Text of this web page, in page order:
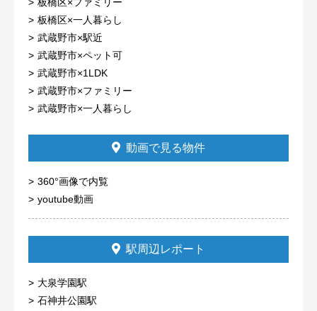
板橋区×一人暮らし
武蔵野市×駅近
武蔵野市×ペット可
武蔵野市×1LDK
武蔵野市×ファミリー
武蔵野市×一人暮らし
動画で見る物件
360°画像で内覧
youtube動画
駅周辺レポート
大泉学園駅
石神井公園駅